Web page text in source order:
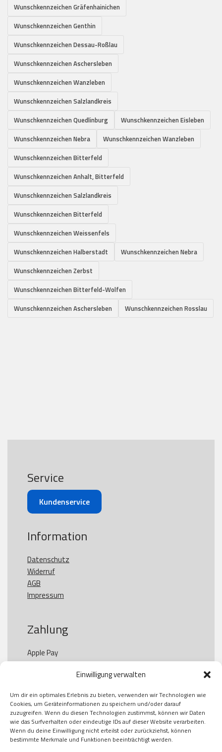
Einwilligung verwalten
Um dir ein optimales Erlebnis zu bieten, verwenden wir Technologien wie
Cookies, um Geräteinformationen zu speichern und/oder darauf
zuzugreifen. Wenn du diesen Technologien zustimmst, können wir Daten
wie das Surfverhalten oder eindeutige IDs auf dieser Website verarbeiten.
Wenn du deine Einwilligung nicht erteilst oder zurückziehst, können
bestimmte Merkmale und Funktionen beeinträchtigt werden.
Wunschkennzeichen Gräfenhainichen
Wunschkennzeichen Genthin
Wunschkennzeichen Dessau-Roßlau
Wunschkennzeichen Aschersleben
Wunschkennzeichen Wanzleben
Wunschkennzeichen Salzlandkreis
Wunschkennzeichen Quedlinburg
Wunschkennzeichen Eisleben
Wunschkennzeichen Nebra
Wunschkennzeichen Wanzleben
Wunschkennzeichen Bitterfeld
Wunschkennzeichen Anhalt, Bitterfeld
Wunschkennzeichen Salzlandkreis
Wunschkennzeichen Bitterfeld
Wunschkennzeichen Weissenfels
Wunschkennzeichen Halberstadt
Wunschkennzeichen Nebra
Wunschkennzeichen Zerbst
Wunschkennzeichen Bitterfeld-Wolfen
Wunschkennzeichen Aschersleben
Wunschkennzeichen Rosslau
Service
Kundenservice
Information
Datenschutz
Widerruf
AGB
Impressum
Zahlung
Apple Pay
Paypal
Kauf auf Rechung
Klarna
American Express